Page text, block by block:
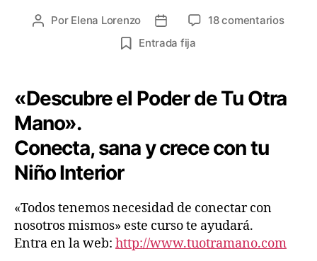
Por Elena Lorenzo
18 comentarios
Entrada fija
«Descubre el Poder de Tu Otra
Mano».
Conecta, sana y crece con tu
Niño Interior
«Todos tenemos necesidad de conectar con
nosotros mismos» este curso te ayudará.
Entra en la web: http://www.tuotramano.com